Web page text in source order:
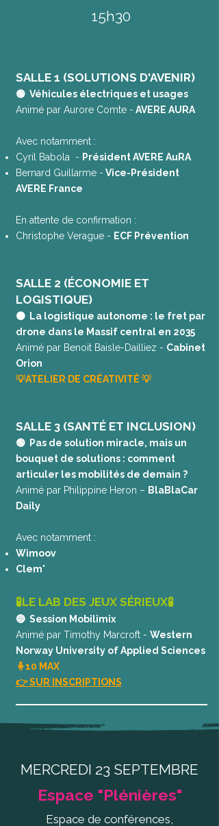
15h30
SALLE 1 (SOLUTIONS D'AVENIR)
🟢 Véhicules électriques et usages
Animé par Aurore Comte - AVERE AURA
Avec notamment :
Cyril Babola - Président AVERE AuRA
Bernard Guillarme - Vice-Président
AVERE France
En attente de confirmation :
Christophe Verague - ECF Prévention
SALLE 2 (ÉCONOMIE ET
LOGISTIQUE)
🟠 La logistique autonome : le fret par
drone dans le Massif central en 2035
Animé par Benoit Baisle-Dailliez - Cabinet
Orion
💡ATELIER DE CRÉATIVITÉ 💡
SALLE 3 (SANTÉ ET INCLUSION)
🟢 Pas de solution miracle, mais un
bouquet de solutions : comment
articuler les mobilités de demain ?
Animé par Philippine Heron – BlaBlaCar
Daily
Avec notamment :
Wimoov
Clem'
🧪LE LAB DES JEUX SÉRIEUX🧪
🔵 Session Mobilimix
Animé par Timothy Marcroft - Western
Norway University of Applied Sciences
🧍10 MAX
👉 SUR INSCRIPTIONS
MERCREDI 23 SEPTEMBRE
Espace "Plénières"
Espace de conférences,